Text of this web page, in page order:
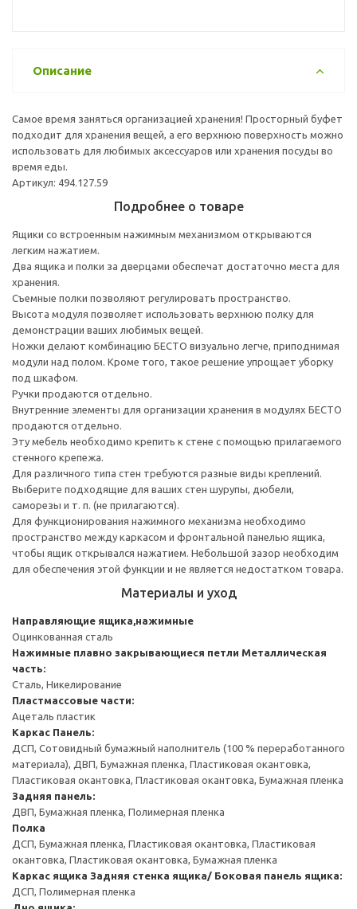
Описание
Самое время заняться организацией хранения! Просторный буфет
подходит для хранения вещей, а его верхнюю поверхность можно
использовать для любимых аксессуаров или хранения посуды во
время еды.
Артикул: 494.127.59
Подробнее о товаре
Ящики со встроенным нажимным механизмом открываются
легким нажатием.
Два ящика и полки за дверцами обеспечат достаточно места для
хранения.
Съемные полки позволяют регулировать пространство.
Высота модуля позволяет использовать верхнюю полку для
демонстрации ваших любимых вещей.
Ножки делают комбинацию БЕСТО визуально легче, приподнимая
модули над полом. Кроме того, такое решение упрощает уборку
под шкафом.
Ручки продаются отдельно.
Внутренние элементы для организации хранения в модулях БЕСТО
продаются отдельно.
Эту мебель необходимо крепить к стене с помощью прилагаемого
стенного крепежа.
Для различного типа стен требуются разные виды креплений.
Выберите подходящие для ваших стен шурупы, дюбели,
саморезы и т. п. (не прилагаются).
Для функционирования нажимного механизма необходимо
пространство между каркасом и фронтальной панелью ящика,
чтобы ящик открывался нажатием. Небольшой зазор необходим
для обеспечения этой функции и не является недостатком товара.
Материалы и уход
Направляющие ящика,нажимные
Оцинкованная сталь
Нажимные плавно закрывающиеся петли Металлическая
часть:
Сталь, Никелирование
Пластмассовые части:
Ацеталь пластик
Каркас Панель:
ДСП, Сотовидный бумажный наполнитель (100 % переработанного
материала), ДВП, Бумажная пленка, Пластиковая окантовка,
Пластиковая окантовка, Пластиковая окантовка, Бумажная пленка
Задняя панель:
ДВП, Бумажная пленка, Полимерная пленка
Полка
ДСП, Бумажная пленка, Пластиковая окантовка, Пластиковая
окантовка, Пластиковая окантовка, Бумажная пленка
Каркас ящика Задняя стенка ящика/ Боковая панель ящика:
ДСП, Полимерная пленка